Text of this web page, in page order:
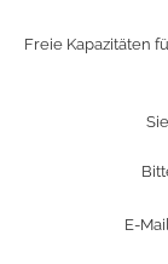
Freie Kapazitäten
E-